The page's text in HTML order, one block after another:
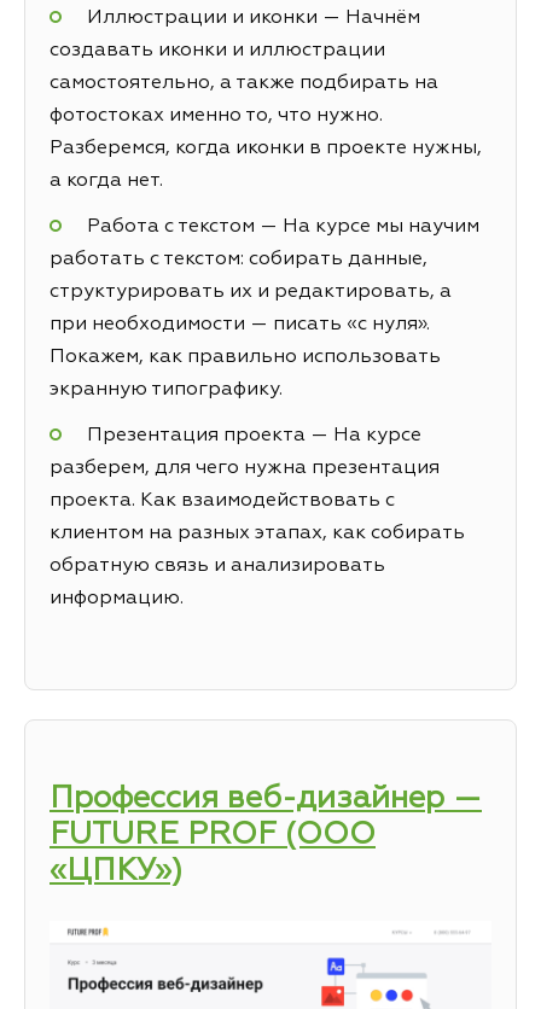
Иллюстрации и иконки — Начнём
создавать иконки и иллюстрации
самостоятельно, а также подбирать на
фотостоках именно то, что нужно.
Разберемся, когда иконки в проекте нужны,
а когда нет.
Работа с текстом — На курсе мы научим
работать с текстом: собирать данные,
структурировать их и редактировать, а
при необходимости — писать «с нуля».
Покажем, как правильно использовать
экранную типографику.
Презентация проекта — На курсе
разберем, для чего нужна презентация
проекта. Как взаимодействовать с
клиентом на разных этапах, как собирать
обратную связь и анализировать
информацию.
Профессия веб-дизайнер —
FUTURE PROF (ООО
«ЦПКУ»)